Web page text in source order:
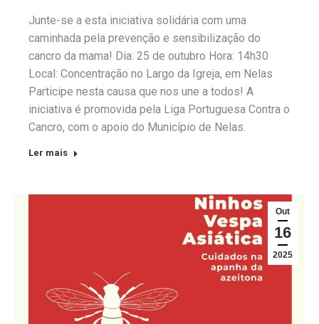
Junte-se a esta iniciativa solidária com uma
caminhada pela prevenção e sensibilização do
cancro da mama! Dia: 25 de outubro Hora: 14h30
Local: Concentração no Largo da Igreja, em Nelas
Participe nesta causa que nos une a todos! A
iniciativa é promovida pela Liga Portuguesa Contra o
Cancro, com o apoio do Município de Nelas.
Ler mais
Out
16
2025